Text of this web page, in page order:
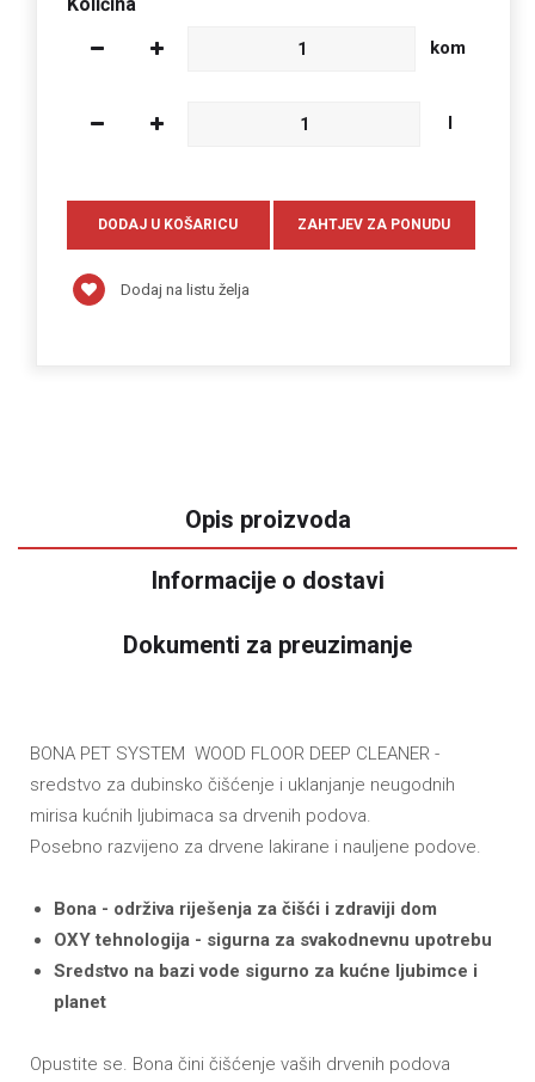
kom
l
Dodaj na listu želja
Opis proizvoda
Informacije o dostavi
Dokumenti za preuzimanje
BONA PET SYSTEM WOOD FLOOR DEEP CLEANER -
sredstvo za dubinsko čišćenje i uklanjanje neugodnih
mirisa kućnih ljubimaca sa drvenih podova.
Posebno razvijeno za drvene lakirane i nauljene podove.
Bona - održiva riješenja za čišći i zdraviji dom
OXY tehnologija - sigurna za svakodnevnu upotrebu
Sredstvo na bazi vode sigurno za kućne ljubimce i
planet
Opustite se. Bona čini čišćenje vaših drvenih podova